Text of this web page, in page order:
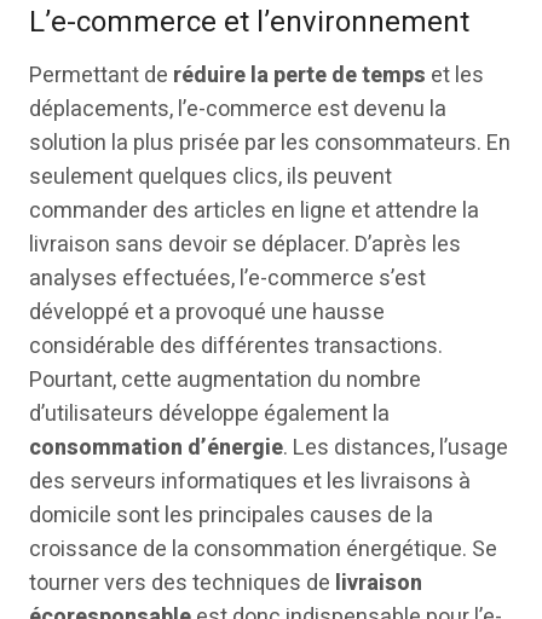
L’e-commerce et l’environnement
Permettant de réduire la perte de temps et les
déplacements, l’e-commerce est devenu la
solution la plus prisée par les consommateurs. En
seulement quelques clics, ils peuvent
commander des articles en ligne et attendre la
livraison sans devoir se déplacer. D’après les
analyses effectuées, l’e-commerce s’est
développé et a provoqué une hausse
considérable des différentes transactions.
Pourtant, cette augmentation du nombre
d’utilisateurs développe également la
consommation d’énergie. Les distances, l’usage
des serveurs informatiques et les livraisons à
domicile sont les principales causes de la
croissance de la consommation énergétique. Se
tourner vers des techniques de livraison